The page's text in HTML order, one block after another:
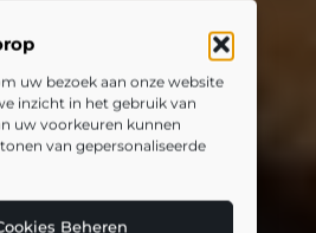
uw bezoek aan onze website
inzicht in het gebruik van
uw voorkeuren kunnen
van gepersonaliseerde
Beheren